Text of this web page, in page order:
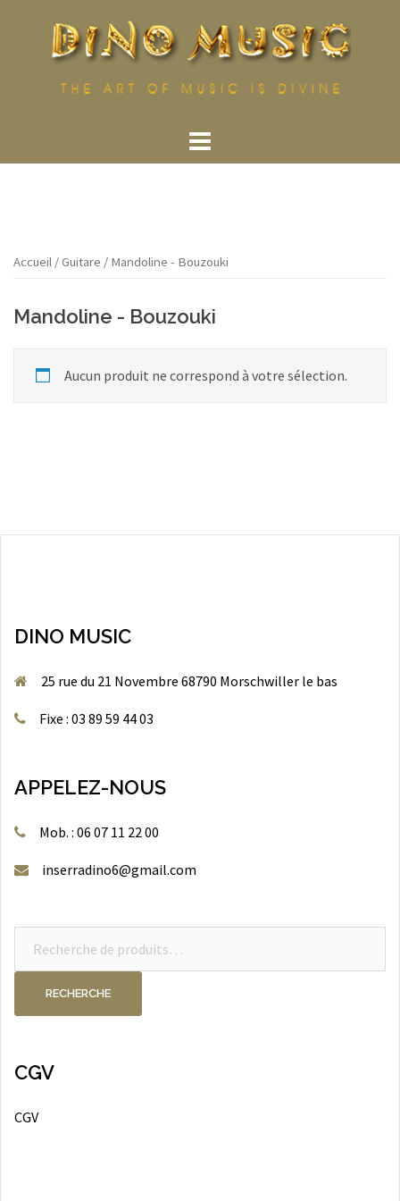
Accueil /Guitare / Mandoline - Bouzouki
Mandoline - Bouzouki
Aucun produit ne correspond à votre sélection.
DINO MUSIC
25 rue du 21 Novembre 68790 Morschwiller le bas
Fixe : 03 89 59 44 03
APPELEZ-NOUS
Mob. : 06 07 11 22 00
inserradino6@gmail.com
RECHERCHE
CGV
CGV